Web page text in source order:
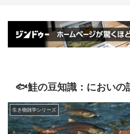
🐟鮭の豆知識：においの
生き物雑学シリーズ